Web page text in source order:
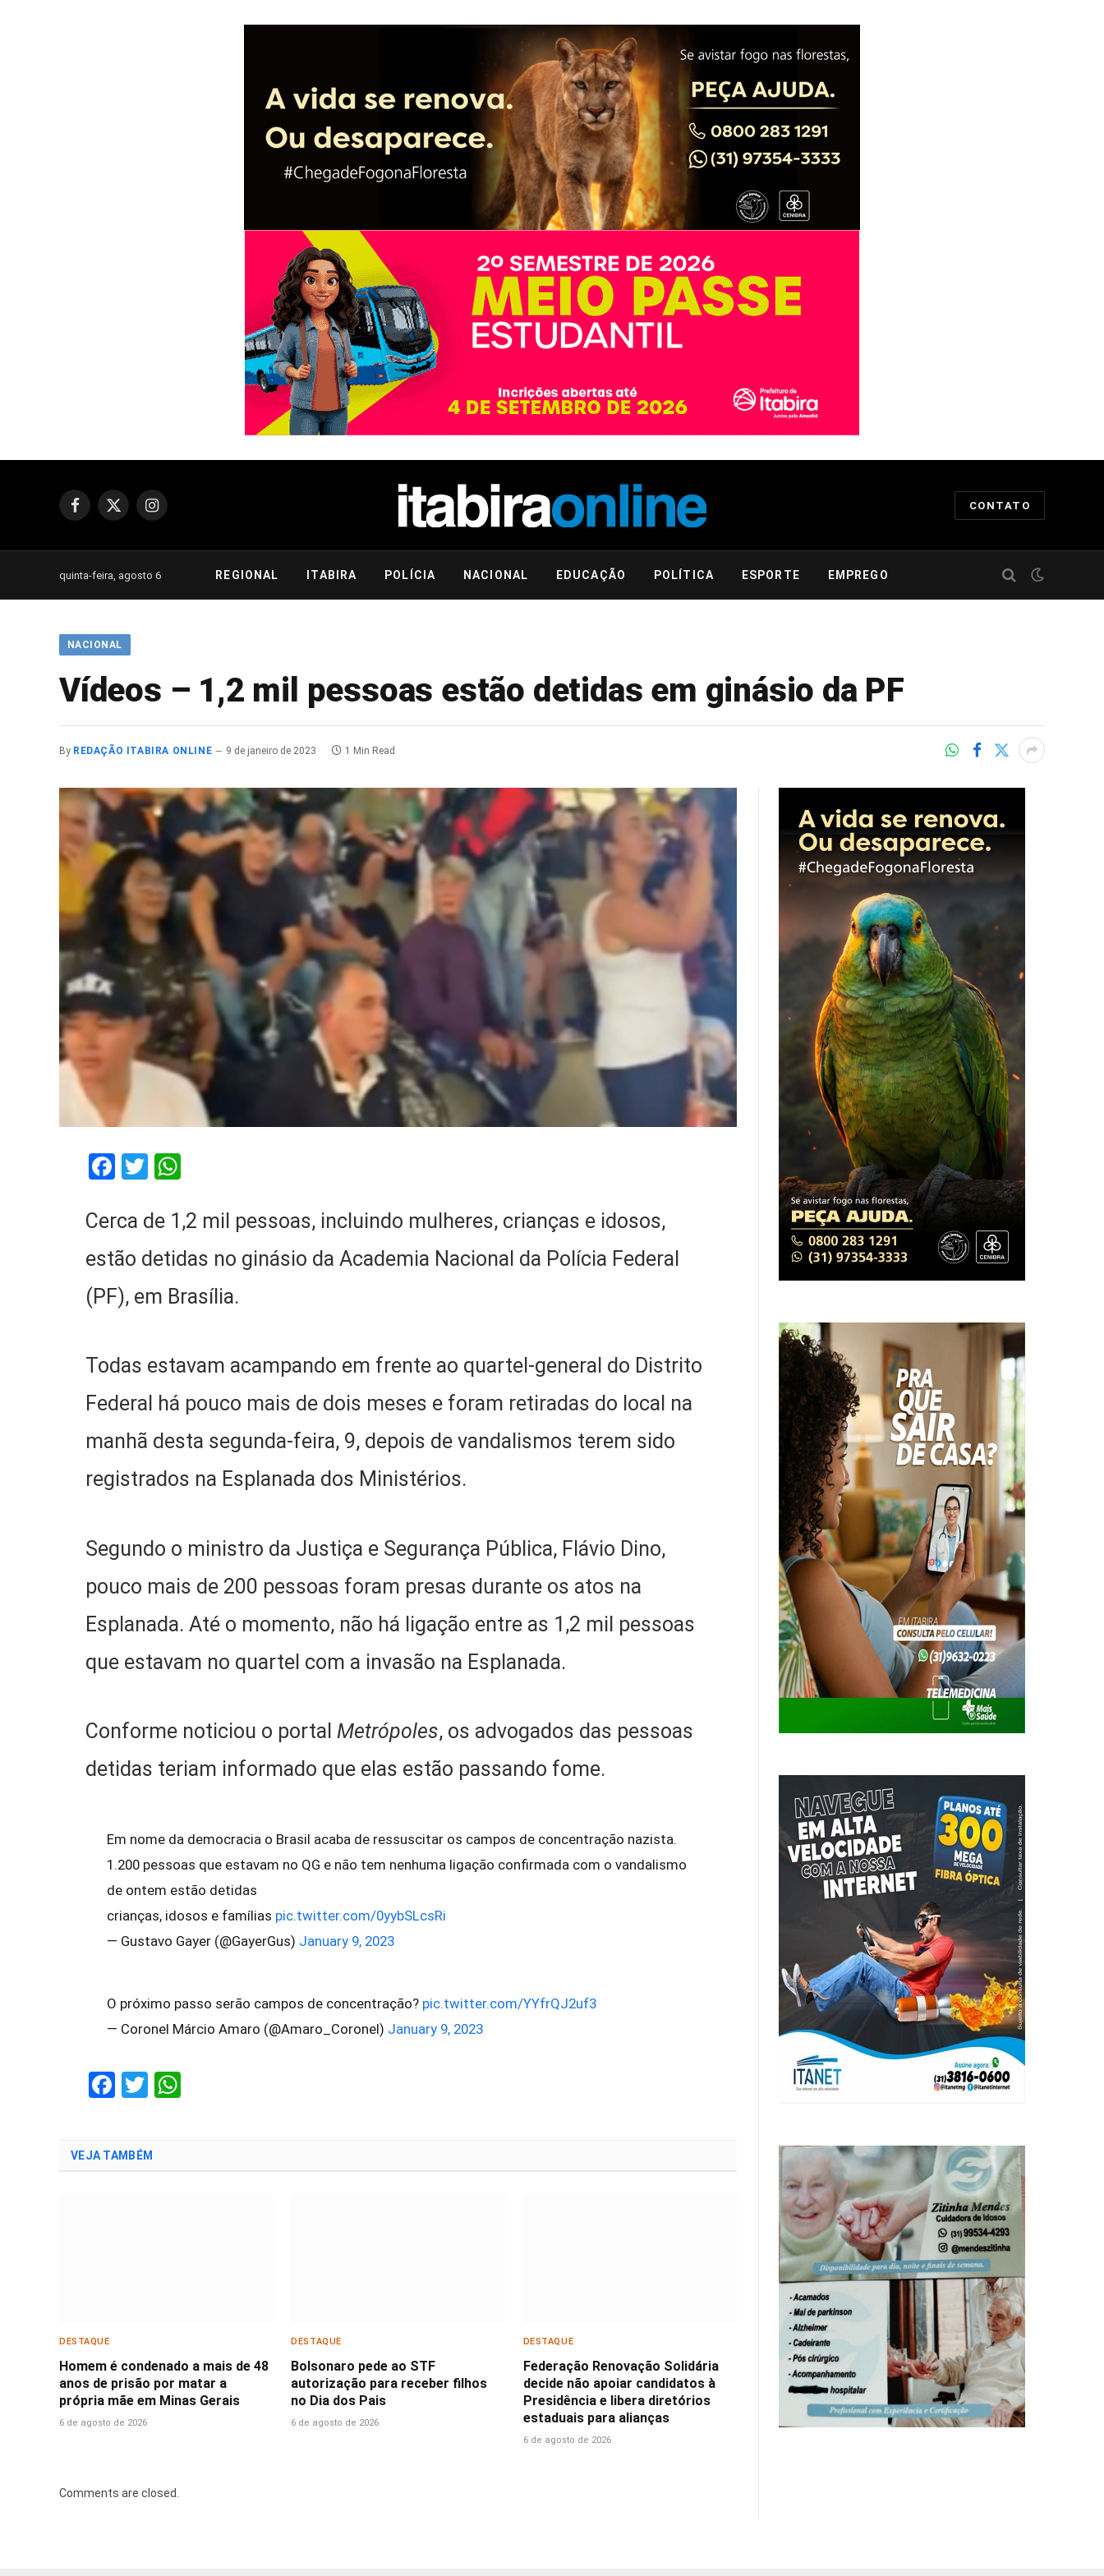
Facebook
X
Instagram
CONTATO
quinta-feira, agosto 6 REGIONAL ITABIRA POLÍCIA NACIONAL EDUCAÇÃO POLÍTICA ESPORTE EMPREGO
NACIONAL
Vídeos – 1,2 mil pessoas estão detidas em ginásio da PF
By REDAÇÃO ITABIRA ONLINE 9 de janeiro de 2023 1 Min Read
Facebook
Twitter
Cerca de 1,2 mil pessoas, incluindo mulheres, crianças e idosos,
estão detidas no ginásio da Academia Nacional da Polícia Federal
(PF), em Brasília.
Todas estavam acampando em frente ao quartel-general do Distrito
Federal há pouco mais de dois meses e foram retiradas do local na
manhã desta segunda-feira, 9, depois de vandalismos terem sido
registrados na Esplanada dos Ministérios.
Segundo o ministro da Justiça e Segurança Pública, Flávio Dino,
pouco mais de 200 pessoas foram presas durante os atos na
Esplanada. Até o momento, não há ligação entre as 1,2 mil pessoas
que estavam no quartel com a invasão na Esplanada.
Conforme noticiou o portalMetrópoles, os advogados das pessoas
detidas teriam informado que elas estão passando fome.
Em nome da democracia o Brasil acaba de ressuscitar os campos de concentração nazista.
1.200 pessoas que estavam no QG e não tem nenhuma ligação confirmada com o vandalismo
de ontem estão detidas
crianças, idosos e famílias pic.twitter.com/0yybSLcsRi
— Gustavo Gayer (@GayerGus) January 9, 2023
O próximo passo serão campos de concentração? pic.twitter.com/YYfrQJ2uf3
— Coronel Márcio Amaro (@Amaro_Coronel) January 9, 2023
Facebook
Twitter
VEJA TAMBÉM
DESTAQUE
Homem é condenado a mais de 48
anos de prisão por matar a
própria mãe em Minas Gerais
6 de agosto de 2026
DESTAQUE
Bolsonaro pede ao STF
autorização para receber filhos
no Dia dos Pais
6 de agosto de 2026
DESTAQUE
Federação Renovação Solidária
decide não apoiar candidatos à
Presidência e libera diretórios
estaduais para alianças
6 de agosto de 2026
Comments are closed.